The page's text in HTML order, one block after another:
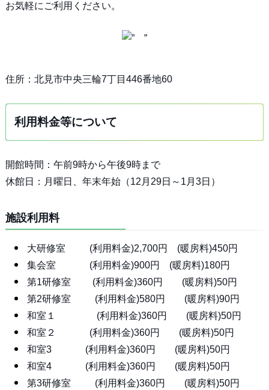
お気軽にご利用ください。
住所：北見市中央三輪7丁目446番地60
利用料金等について
開館時間：午前9時から午後9時まで
休館日：月曜日、年末年始（12月29日～1月3日）
施設利用料
大研修室 (利用料金)2,700円 (暖房料)450円
集会室 (利用料金)900円 (暖房料)180円
第1研修室 (利用料金)360円 (暖房料)50円
第2研修室 (利用料金)580円 (暖房料)90円
和室１ (利用料金)360円 (暖房料)50円
和室２ (利用料金)360円 (暖房料)50円
和室3 (利用料金)360円 (暖房料)50円
和室4 (利用料金)360円 (暖房料)50円
第3研修室 (利用料金)360円 (暖房料)50円